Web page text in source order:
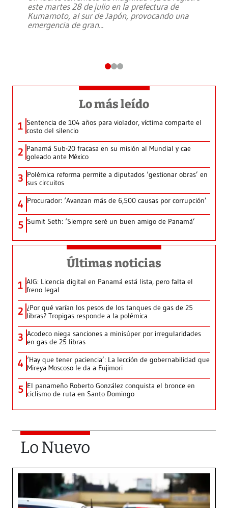
este martes 28 de julio en la prefectura de
Kumamoto, al sur de Japón, provocando una
emergencia de gran...
Lo más leído
1 Sentencia de 104 años para violador, víctima comparte el
costo del silencio
2 Panamá Sub-20 fracasa en su misión al Mundial y cae
goleado ante México
3 Polémica reforma permite a diputados ‘gestionar obras’ en
sus circuitos
4 Procurador: ‘Avanzan más de 6,500 causas por corrupción’
5 Sumit Seth: ‘Siempre seré un buen amigo de Panamá’
Últimas noticias
1 AIG: Licencia digital en Panamá está lista, pero falta el
freno legal
2 ¿Por qué varían los pesos de los tanques de gas de 25
libras? Tropigas responde a la polémica
3 Acodeco niega sanciones a minisúper por irregularidades
en gas de 25 libras
4 ‘Hay que tener paciencia’: La lección de gobernabilidad que
Mireya Moscoso le da a Fujimori
5 El panameño Roberto González conquista el bronce en
ciclismo de ruta en Santo Domingo
Lo Nuevo